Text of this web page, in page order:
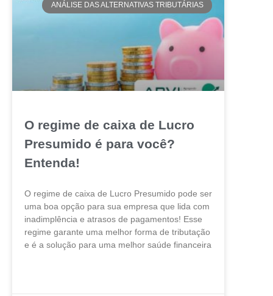
ANÁLISE DAS ALTERNATIVAS TRIBUTÁRIAS
O regime de caixa de Lucro
Presumido é para você?
Entenda!
O regime de caixa de Lucro Presumido pode ser
uma boa opção para sua empresa que lida com
inadimplência e atrasos de pagamentos! Esse
regime garante uma melhor forma de tributação
e é a solução para uma melhor saúde financeira